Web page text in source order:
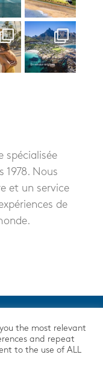
spécialisée
1978. Nous
et un service
de
the most relevant
and repeat
to the use of ALL